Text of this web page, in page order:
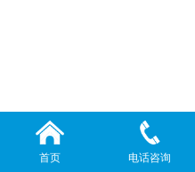
首页 电话咨询